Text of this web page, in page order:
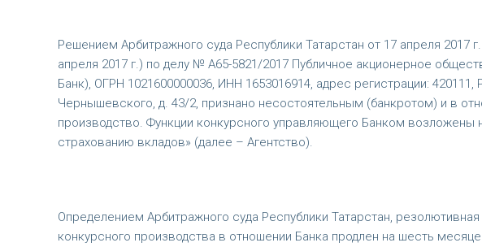
Решением Арбитражного суда Республики Татарстан от 17 апреля 2017
апреля 2017 г.) по делу № А65-5821/2017 Публичное акционерное
Банк), ОГРН 1021600000036, ИНН 1653016914, адрес регистрации: 420111,
Чернышевского, д. 43/2, признано несостоятельным (банкротом) и в
производство. Функции конкурсного управляющего Банком возложены
страхованию вкладов» (далее – Агентство).
Определением Арбитражного суда Республики Татарстан,
конкурсного производства в отношении Банка продлен на шесть